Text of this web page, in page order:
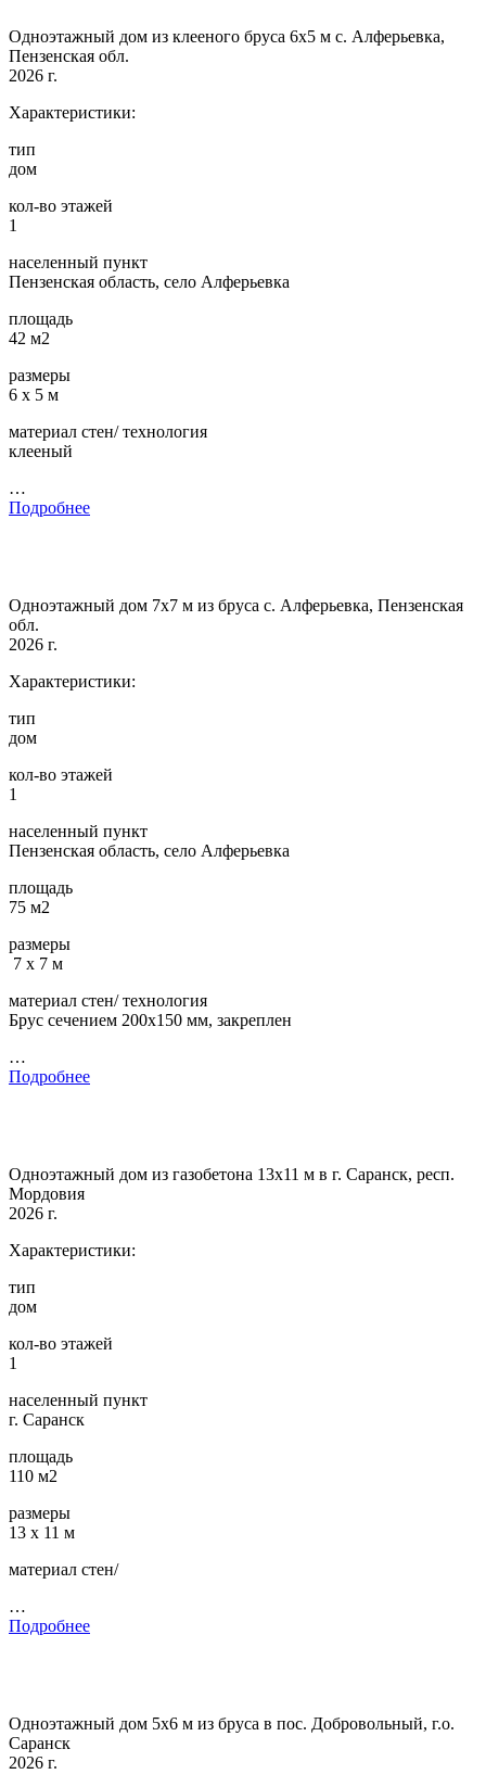
Одноэтажный дом из клееного бруса 6х5 м с. Алферьевка,
Пензенская обл.
2026 г.
Характеристики:
тип
дом
кол-во этажей
1
населенный пункт
Пензенская область, село Алферьевка
площадь
42 м2
размеры
6 х 5 м
материал стен/ технология
клееный
…
Подробнее
Одноэтажный дом 7х7 м из бруса с. Алферьевка, Пензенская
обл.
2026 г.
Характеристики:
тип
дом
кол-во этажей
1
населенный пункт
Пензенская область, село Алферьевка
площадь
75 м2
размеры
7 х 7 м
материал стен/ технология
Брус сечением 200х150 мм, закреплен
…
Подробнее
Одноэтажный дом из газобетона 13х11 м в г. Саранск, респ.
Мордовия
2026 г.
Характеристики:
тип
дом
кол-во этажей
1
населенный пункт
г. Саранск
площадь
110 м2
размеры
13 х 11 м
материал стен/
…
Подробнее
Одноэтажный дом 5х6 м из бруса в пос. Добровольный, г.о.
Саранск
2026 г.